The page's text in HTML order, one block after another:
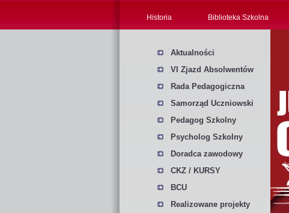
Historia Biblioteka Szkolna
Aktualności
VI Zjazd Absolwentów
Rada Pedagogiczna
Samorząd Uczniowski
Pedagog Szkolny
Psycholog Szkolny
Doradca zawodowy
CKZ / KURSY
BCU
Realizowane projekty